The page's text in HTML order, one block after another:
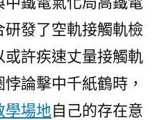
發了空軌接觸軌檢
許疾速丈量接觸軌
論擊中千紙鶴時，
學場地自己的存在意